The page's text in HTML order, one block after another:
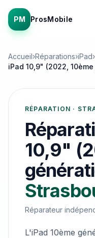
PM ProsMobile
Accueil›Réparations›iPad›
iPad 10,9" (2022,
RÉPARATION ·
10,9"
Réparateur
L'iPad 10ème